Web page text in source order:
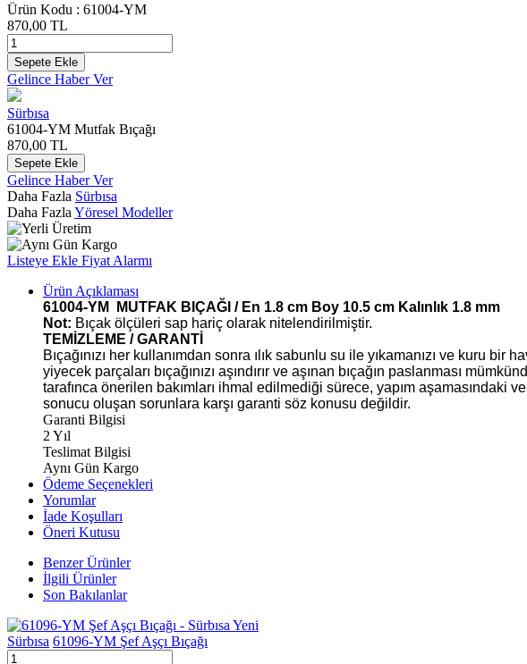
Ürün Kodu : 61004-YM
870,00 TL
Sepete Ekle
Gelince Haber Ver
Sürbısa
61004-YM Mutfak Bıçağı
870,00 TL
Sepete Ekle
Gelince Haber Ver
Daha Fazla Sürbısa
Daha Fazla Yöresel Modeller
Listeye Ekle Fiyat Alarmı
Ürün Açıklaması
61004-YM MUTFAK BIÇAĞI / En 1.8 cm Boy 10.5 cm Kalınlık 1.8 mm
Not: Bıçak ölçüleri sap hariç olarak nitelendirilmiştir.
TEMİZLEME / GARANTİ
Bıçağınızı her kullanımdan sonra ılık sabunlu su ile yıkamanızı ve kuru bir
yiyecek parçaları bıçağınızı aşındırır ve aşınan bıçağın paslanması
tarafınca önerilen bakımları ihmal edilmediği sürece, yapım aşamasındaki
sonucu oluşan sorunlara karşı garanti söz konusu değildir.
Garanti Bilgisi
2 Yıl
Teslimat Bilgisi
Aynı Gün Kargo
Ödeme Seçenekleri
Yorumlar
İade Koşulları
Öneri Kutusu
Benzer Ürünler
İlgili Ürünler
Son Bakılanlar
Yeni
Sürbısa 61096-YM Şef Aşçı Bıçağı